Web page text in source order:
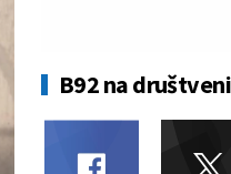
B92 na